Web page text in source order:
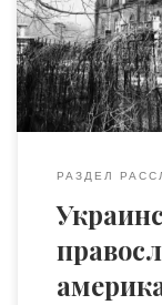
стоит «ребром»;
открытым, то
ответствующей
РАЗДЕЛ